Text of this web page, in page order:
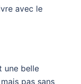
avec le
une belle
pas sans